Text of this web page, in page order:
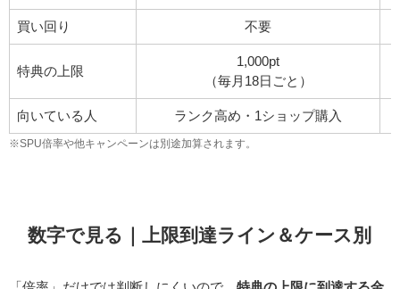
買い回り 不要
特典の上限
1,000pt
（毎月18日ごと）
向いている人 ランク高め・1ショップ購入
※SPU倍率や他キャンペーンは別途加算されます。
数字で見る｜上限到達ライン＆ケース別